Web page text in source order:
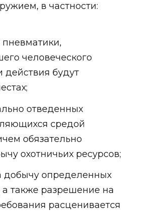
в частности:
человеческого
будут
отведенных
средой
обязательно
охотничьих ресурсов;
добычу определенных
также разрешение на
расценивается